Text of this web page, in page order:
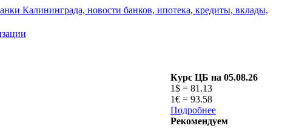
Курс ЦБ на 05.08.26
1$ = 81.13
1€ = 93.58
Подробнее
Рекомендуем